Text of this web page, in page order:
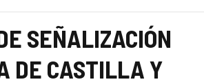
SEÑALIZACIÓN
DE CASTILLA Y